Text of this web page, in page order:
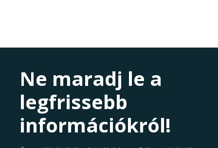
Ne maradj le a
legfrissebb
információkról!